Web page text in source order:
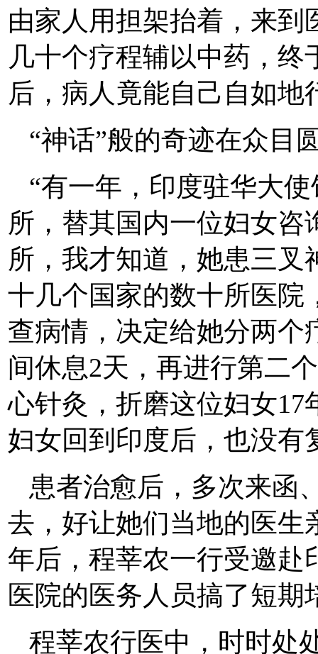
由家人用担架抬着，来
几十个疗程辅以中药，
后，病人竟能自己自如
“神话”般的奇迹在众目
“有一年，印度驻华大
所，替其国内一位妇女
所，我才知道，她患三叉
十几个国家的数十所医院
查病情，决定给她分两个
间休息2天，再进行第二
心针灸，折磨这位妇女
妇女回到印度后，也没有
患者治愈后，多次来函
去，好让她们当地的医生
年后，程莘农一行受邀赴
医院的医务人员搞了短期
程莘农行医中，时时处